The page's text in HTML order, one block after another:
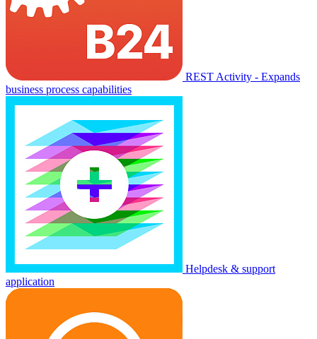
REST Activity - Expands
business process capabilities
Helpdesk & support
application